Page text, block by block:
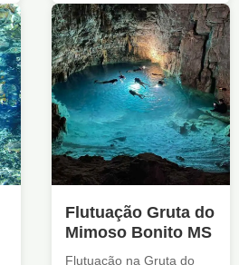
Flutuação Gruta do
Mimoso Bonito MS
Flutuação na Gruta do